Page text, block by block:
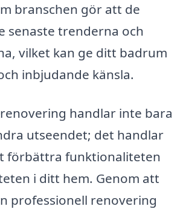
branschen gör att de
senaste trenderna och
vilket kan ge ditt badrum
inbjudande känsla.
handlar inte bara
utseendet; det handlar
förbättra funktionaliteten
i ditt hem. Genom att
professionell renovering